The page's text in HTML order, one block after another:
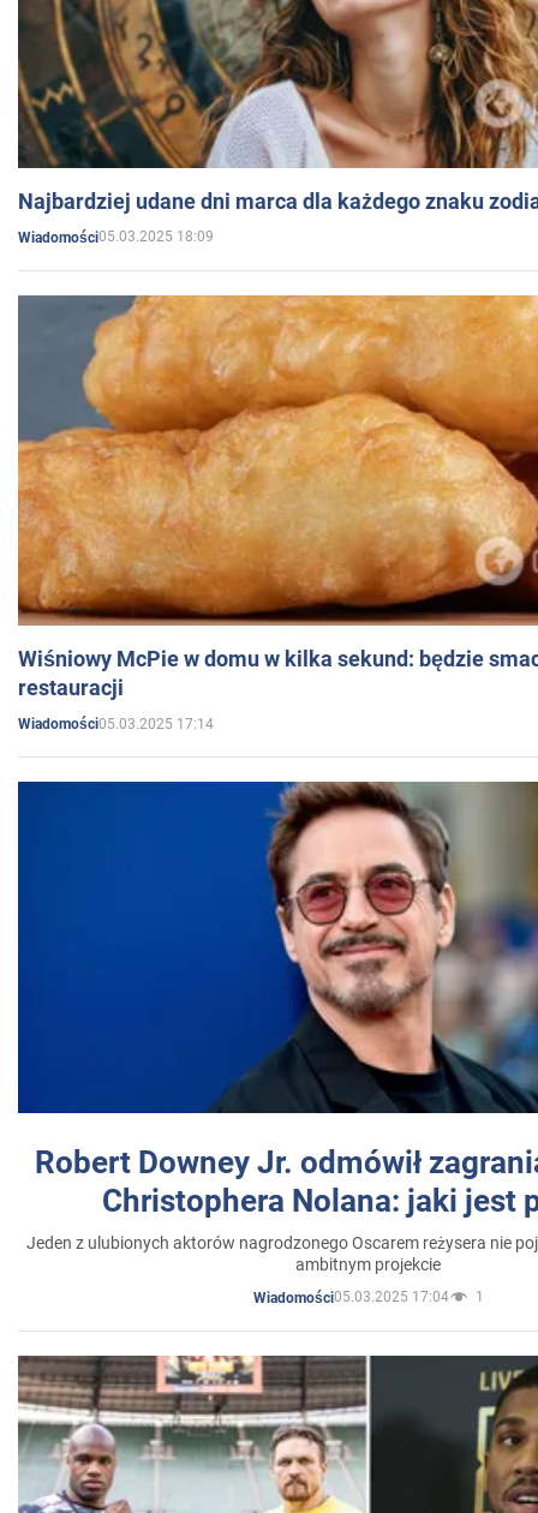
Najbardziej udane dni marca dla każdego znaku
Wiadomości05.03.2025 18:09
Wiśniowy McPie w domu w kilka sekund: będzie
restauracji
Wiadomości05.03.2025 17:14
Robert Downey Jr. odmówił
Christophera Nolana: jaki jest
Jeden z ulubionych aktorów nagrodzonego Oscarem reżysera nie
ambitnym projekcie
Wiadomości05.03.2025 17:04 1